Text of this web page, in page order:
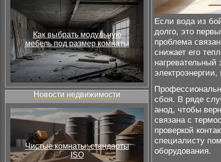
Как выбрать модульную
мебель под размер комнаты
Новости недвижимости
Чистые комнаты: стандарты
ISO
Если вода из
долго, это
проблема
снижает его
сбоя. В ряде
анод, чтобы
связана с
проверкой
специалисту
оборудования.